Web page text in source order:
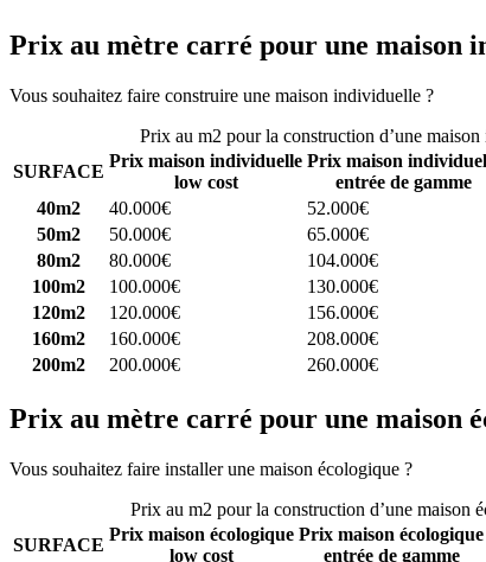
Prix au mètre carré pour une maison
Vous souhaitez faire construire une maison individuelle ?
Prix au m2 pour la construction d’une
SURFACE
Prix maison individuelle
low cost
Prix maison
entrée de gamme
40m2
40.000€ 52.000€
50m2
50.000€ 65.000€
80m2
80.000€ 104.000€
100m2
100.000€ 130.000€
120m2
120.000€ 156.000€
160m2
160.000€ 208.000€
200m2
200.000€ 260.000€
Prix au mètre carré pour une maison
Vous souhaitez faire installer une maison écologique ?
Prix au m2 pour la construction d’une maison
SURFACE
Prix maison écologique
low cost
Prix maison écologique
entrée de gamme